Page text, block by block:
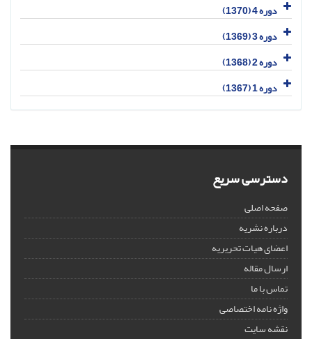
دوره 4 (1370)
دوره 3 (1369)
دوره 2 (1368)
دوره 1 (1367)
دسترسی سریع
صفحه اصلی
درباره نشریه
اعضای هیات تحریریه
ارسال مقاله
تماس با ما
واژه نامه اختصاصی
نقشه سایت